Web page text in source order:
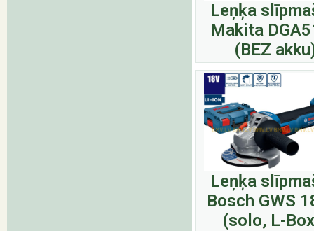
Leņķa
Makita
(BEZ
Leņķa
Bosch GWS
(solo, L-